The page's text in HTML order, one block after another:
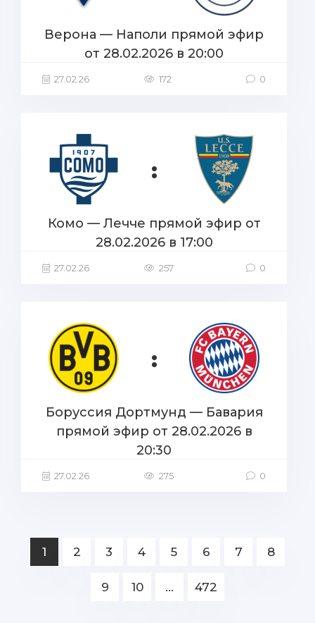
Верона — Наполи прямой эфир
от 28.02.2026 в 20:00
27.02.26 172 0
:
Комо — Лечче прямой эфир от
28.02.2026 в 17:00
27.02.26 257 0
:
Боруссия Дортмунд — Бавария
прямой эфир от 28.02.2026 в
20:30
27.02.26 275 0
1 2 3 4 5 6 7 8
9 10 ... 472